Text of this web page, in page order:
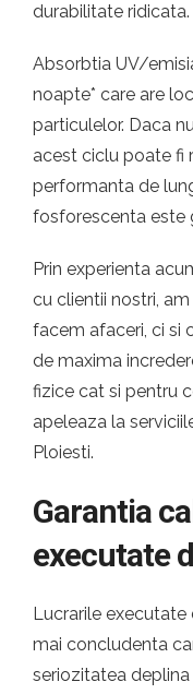
durabilitate ridicata.
Absorbtia UV/
noapte* care are
particulelor. Daca
acest ciclu poate fi
performanta de
fosforescenta este
Prin experienta
cu clientii nostri,
facem afaceri, ci si
de maxima
fizice cat si pentru
apeleaza la
Ploiesti.
Garantia
executate
Lucrarile executate
mai concludenta
seriozitatea